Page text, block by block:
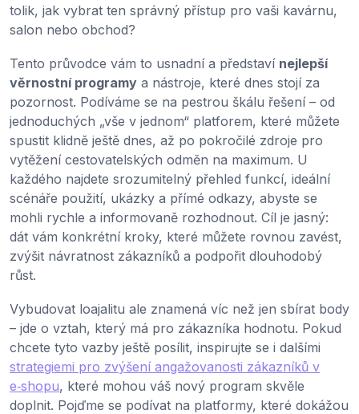
tolik, jak vybrat ten správný přístup pro vaši kavárnu,
salon nebo obchod?
Tento průvodce vám to usnadní a představí nejlepší
věrnostní programy a nástroje, které dnes stojí za
pozornost. Podíváme se na pestrou škálu řešení – od
jednoduchých „vše v jednom“ platforem, které můžete
spustit klidně ještě dnes, až po pokročilé zdroje pro
vytěžení cestovatelských odměn na maximum. U
každého najdete srozumitelný přehled funkcí, ideální
scénáře použití, ukázky a přímé odkazy, abyste se
mohli rychle a informovaně rozhodnout. Cíl je jasný:
dát vám konkrétní kroky, které můžete rovnou zavést,
zvýšit návratnost zákazníků a podpořit dlouhodobý
růst.
Vybudovat loajalitu ale znamená víc než jen sbírat body
– jde o vztah, který má pro zákazníka hodnotu. Pokud
chcete tyto vazby ještě posílit, inspirujte se i dalšími
strategiemi pro zvýšení angažovanosti zákazníků v
e‑shopu, které mohou váš nový program skvěle
doplnit. Pojďme se podívat na platformy, které dokážou